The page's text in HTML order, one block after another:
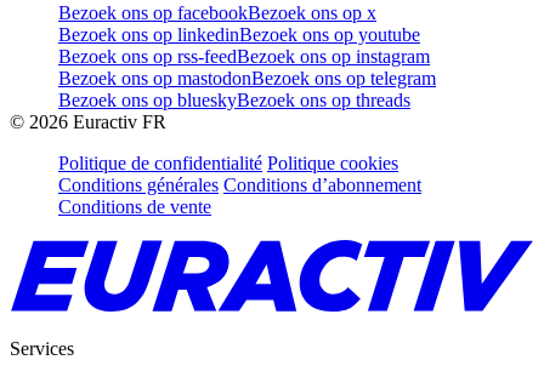
Bezoek ons op facebookBezoek ons op x
Bezoek ons op linkedinBezoek ons op youtube
Bezoek ons op rss-feedBezoek ons op instagram
Bezoek ons op mastodonBezoek ons op telegram
Bezoek ons op blueskyBezoek ons op threads
© 2026 Euractiv FR
Politique de confidentialité Politique cookies
Conditions générales Conditions d’abonnement
Conditions de vente
Services